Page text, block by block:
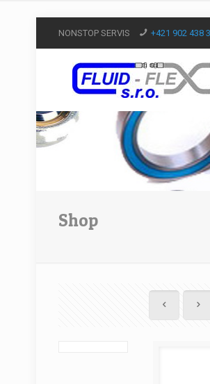
NONSTOP SERVIS +421 902 438
Shop